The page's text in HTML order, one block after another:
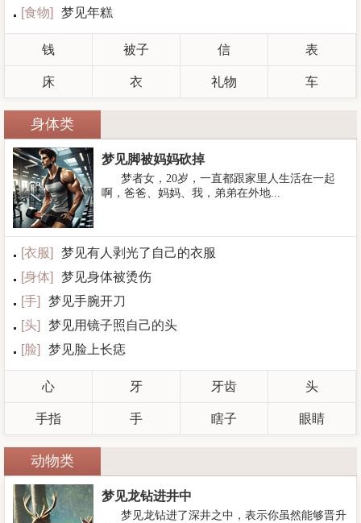
[食物] 梦见年糕
钱 被子 信 表
床 衣 礼物 车
身体类
梦见脚被妈妈砍掉
梦者女，20岁，一直都跟家里人生活在一起
啊，爸爸、妈妈、我，弟弟在外地...
[衣服]
梦见有人剥光了自己的衣服
[身体]
梦见身体被烫伤
[手]
梦见手腕开刀
[头]
梦见用镜子照自己的头
[脸] 梦见脸上长痣
心 牙 牙齿 头
手指 手 瞎子 眼睛
动物类
梦见龙钻进井中
梦见龙钻进了深井之中，表示你虽然能够晋升